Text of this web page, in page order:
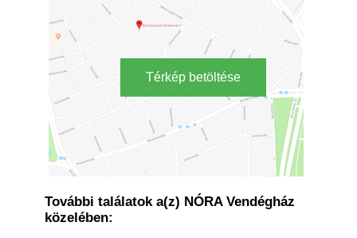
Térkép betöltése
További találatok a(z) NÓRA Vendégház
közelében: